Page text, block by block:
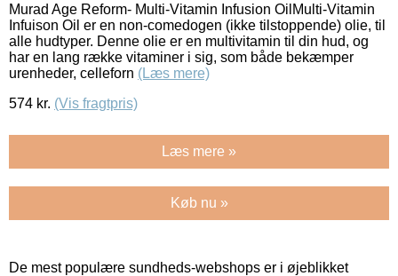
Murad Age Reform- Multi-Vitamin Infusion OilMulti-Vitamin
Infuison Oil er en non-comedogen (ikke tilstoppende) olie, til
alle hudtyper. Denne olie er en multivitamin til din hud, og
har en lang række vitaminer i sig, som både bekæmper
urenheder, celleforn (Læs mere)
574 kr. (Vis fragtpris)
Læs mere »
Køb nu »
De mest populære sundheds-webshops er i øjeblikket